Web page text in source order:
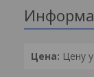
Цена: Цену